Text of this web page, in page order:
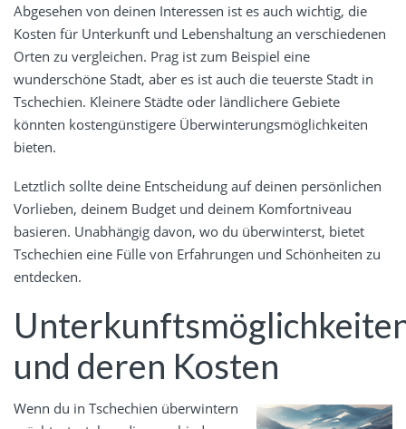
Abgesehen von deinen Interessen ist es auch wichtig, die
Kosten für Unterkunft und Lebenshaltung an verschiedenen
Orten zu vergleichen. Prag ist zum Beispiel eine
wunderschöne Stadt, aber es ist auch die teuerste Stadt in
Tschechien. Kleinere Städte oder ländlichere Gebiete
könnten kostengünstigere Überwinterungsmöglichkeiten
bieten.
Letztlich sollte deine Entscheidung auf deinen persönlichen
Vorlieben, deinem Budget und deinem Komfortniveau
basieren. Unabhängig davon, wo du überwinterst, bietet
Tschechien eine Fülle von Erfahrungen und Schönheiten zu
entdecken.
und deren Kosten
Wenn du in Tschechien überwintern